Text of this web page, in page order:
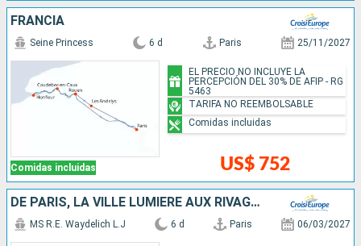
FRANCIA
Comidas incluidas
Seine Princess 6 d Paris 25/11/2027
US$ 752
EL PRECIO NO INCLUYE LA
PERCEPCIÓN DEL 30% DE AFIP - RG
5463
TARIFA NO REEMBOLSABLE
Comidas incluidas
DE PARIS, LA VILLE LUMIÈRE AUX RIVAGES DE LA NORMANDIE, UNE CROISIÈRE FESTIVE ET GOURMANDE SUR LA SEINE À BORD D'UN BATEAU À ROUE À AUBES
MS R.E. Waydelich L.J 6 d Paris 06/03/2027